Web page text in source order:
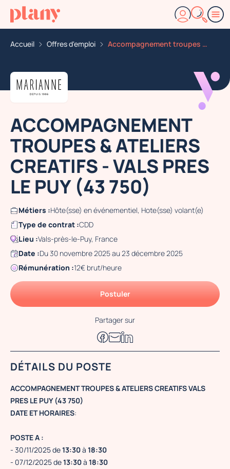
Accueil Offres d'emploi Accompagnement troupes ateliers creatifs vals pres le
ACCOMPAGNEMENT
TROUPES & ATELIERS
CREATIFS - VALS PRES
LE PUY (43 750)
Métiers :Hôte(sse) en événementiel, Hote(sse) volant(e)
Type de contrat :CDD
Lieu :Vals-près-le-Puy, France
Date :Du 30 novembre 2025 au 23 décembre 2025
Rémunération :12€ brut/heure
Postuler
Partager sur
DÉTAILS DU POSTE
ACCOMPAGNEMENT TROUPES & ATELIERS CREATIFS VALS
PRES LE PUY (43 750)
DATE ET HORAIRES:
POSTE A :
- 30/11/2025 de13:30à 18:30
- 07/12/2025 de13:30à 18:30